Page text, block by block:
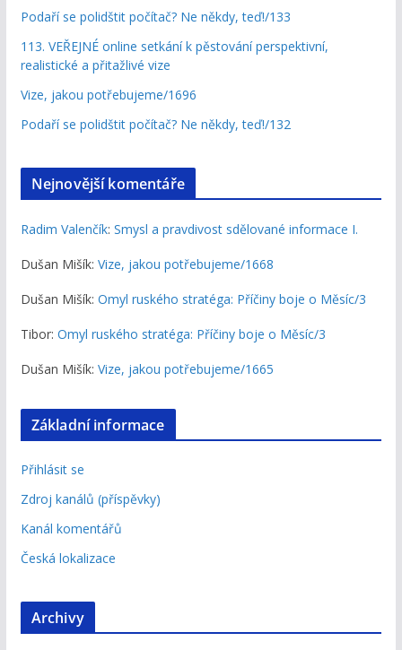
Podaří se polidštit počítač? Ne někdy, teď!/133
113. VEŘEJNÉ online setkání k pěstování perspektivní,
realistické a přitažlivé vize
Vize, jakou potřebujeme/1696
Podaří se polidštit počítač? Ne někdy, teď!/132
Nejnovější komentáře
Radim Valenčík: Smysl a pravdivost sdělované informace I.
Dušan Mišík: Vize, jakou potřebujeme/1668
Dušan Mišík: Omyl ruského stratéga: Příčiny boje o Měsíc/3
Tibor: Omyl ruského stratéga: Příčiny boje o Měsíc/3
Dušan Mišík: Vize, jakou potřebujeme/1665
Základní informace
Přihlásit se
Zdroj kanálů (příspěvky)
Kanál komentářů
Česká lokalizace
Archivy